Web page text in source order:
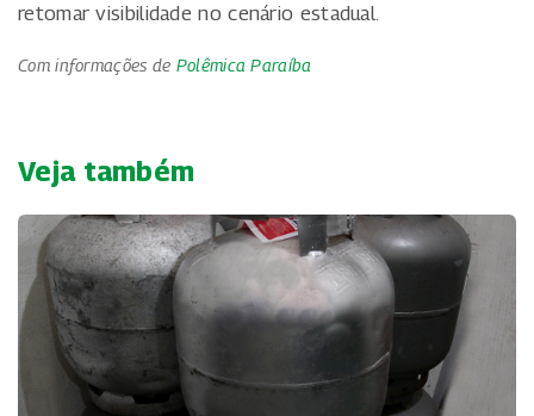
retomar visibilidade no cenário estadual.
Com informações de Polêmica Paraíba
Veja também